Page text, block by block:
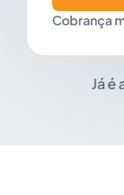
Cobrança
Já é